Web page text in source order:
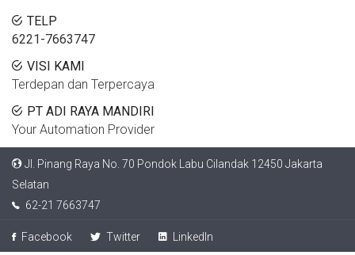
TELP
6221-7663747
VISI KAMI
Terdepan dan Terpercaya
PT ADI RAYA MANDIRI
Your Automation Provider
Jl. Pinang Raya No. 70 Pondok Labu Cilandak 12450 Jakarta
Selatan
62-21 7663747
Facebook Twitter LinkedIn